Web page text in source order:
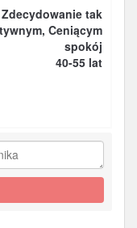
Zdecydowanie tak
Ceniącym
spokój
40-55 lat